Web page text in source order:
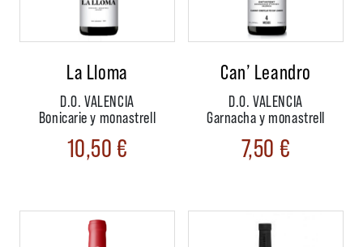
La Lloma
D.O. VALENCIA
Bonicarie y monastrell
10,50€
Can’ Leandro
D.O. VALENCIA
Garnacha y monastrell
7,50 €